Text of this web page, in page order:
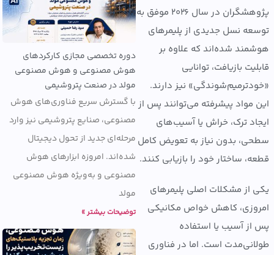
پژوهشگران در سال ۲۰۲۶ موفق به
نسل جدیدی از پلیمرهای
شده‌اند که علاوه بر
بازیافت، توانایی
نیز دارند.
پیشرفته می‌توانند پس از
ترک، خراش یا آسیب‌های
بدون نیاز به تعویض کامل
ساختار خود را بازیابی کنند.
مشکلات اصلی پلیمرهای
کاهش خواص مکانیکی
آسیب یا استفاده
است. اما در فناوری
دوره تخصصی مجازی کارکردهای
هوش مصنوعی و هوش مصنوعی
مولد در صنعت پتروشیمی
با گسترش سریع فناوری‌های هوش
مصنوعی، صنایع پتروشیمی نیز وارد
مرحله‌ای جدید از تحول دیجیتال
شده‌اند. امروزه ابزارهای هوش
مصنوعی و به‌ویژه هوش مصنوعی
مولد
توضیحات بیشتر »